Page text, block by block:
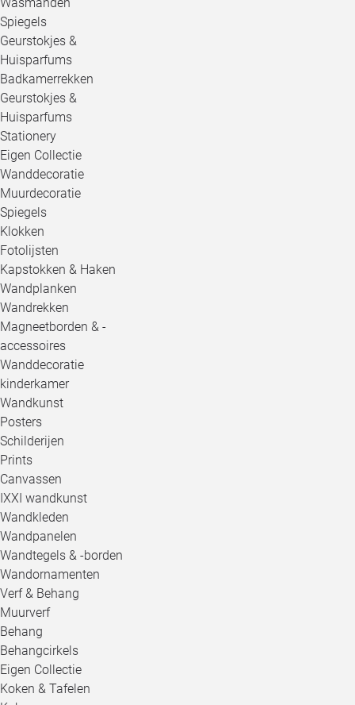
Spiegels
Geurstokjes &
Huisparfums
Badkamerrekken
Geurstokjes &
Huisparfums
Stationery
Eigen Collectie
Wanddecoratie
Muurdecoratie
Spiegels
Klokken
Fotolijsten
Kapstokken & Haken
Wandplanken
Wandrekken
Magneetborden & -
accessoires
Wanddecoratie
kinderkamer
Wandkunst
Posters
Schilderijen
Prints
Canvassen
IXXI wandkunst
Wandkleden
Wandpanelen
Wandtegels & -borden
Wandornamenten
Verf & Behang
Muurverf
Behang
Behangcirkels
Eigen Collectie
Koken & Tafelen